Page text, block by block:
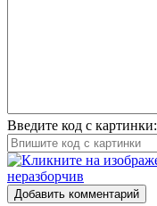
Введите код с картинки:
Добавить комментарий